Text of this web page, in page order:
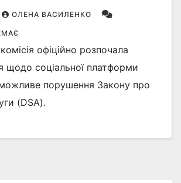
ОЛЕНА ВАСИЛЕНКО
офіційно розпочала
щодо соціальної платформи
порушення Закону про
(DSA).